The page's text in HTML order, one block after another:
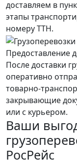
доставляем в
этапы
номеру ТТН.
Предоставление
После доставки
оперативно
товарно-
закрывающие
или с курьером.
Ваши
РосРейс